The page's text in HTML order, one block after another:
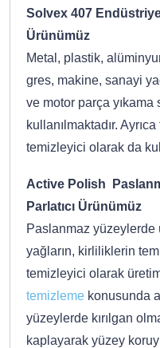
Solvex 407
Ürünümüz
Metal, plastik,
gres, makine, sanayi
ve motor parça yıkama
kullanılmaktadır.
temizleyici olarak da
Active Polish
Parlatıcı Ürünümüz
Paslanmaz yüzeylerde
yağların, kirliliklerin
temizleyici olarak
temizleme konusunda
yüzeylerde kırılgan
kaplayarak yüzey